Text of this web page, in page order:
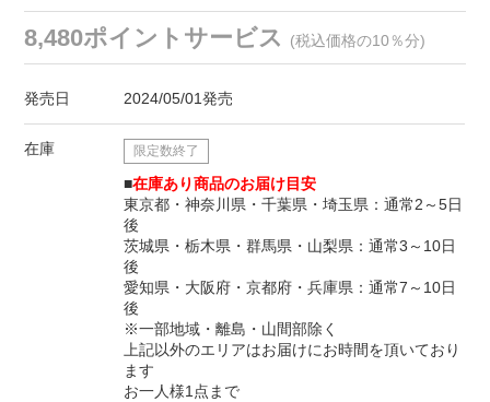
8,480ポイントサービス (税込価格の10％分)
発売日 2024/05/01発売
在庫 限定数終了
■在庫あり商品のお届け目安
東京都・神奈川県・千葉県・埼玉県：通常2～5日
後
茨城県・栃木県・群馬県・山梨県：通常3～10日
後
愛知県・大阪府・京都府・兵庫県：通常7～10日
後
※一部地域・離島・山間部除く
上記以外のエリアはお届けにお時間を頂いており
ます
お一人様1点まで